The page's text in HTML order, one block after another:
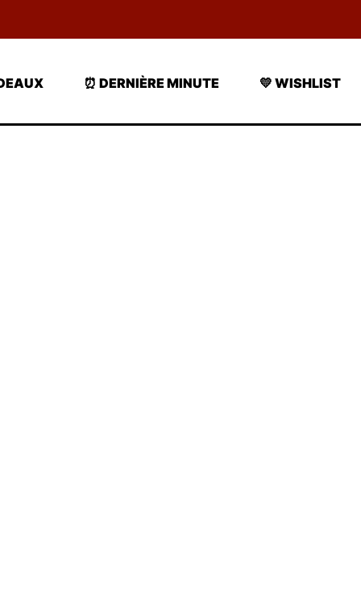
⏰ DERNIÈRE MINUTE 💛 WISHLIST